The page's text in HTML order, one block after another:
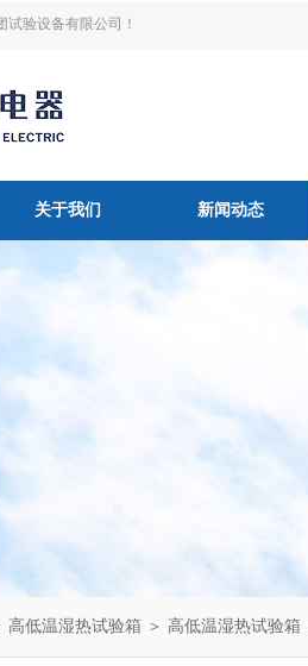
验设备有限公司！
关于我们 新闻动态
高低温湿热试验箱 ＞ 高低温湿热试验箱